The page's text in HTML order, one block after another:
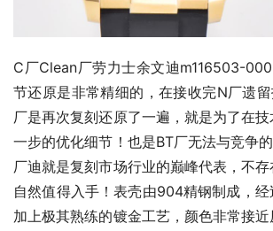
C厂Clean厂劳力士余文迪m116503-
节还原是非常精细的，在接收完N厂遗
厂是再次复刻还原了一遍，就是为了在
一步的优化细节！也是BT厂无法与竞争
厂迪就是复刻市场行业的巅峰代表，不存
自然值得入手！表壳由904精钢制成，
加上极其熟练的镀金工艺，颜色非常接